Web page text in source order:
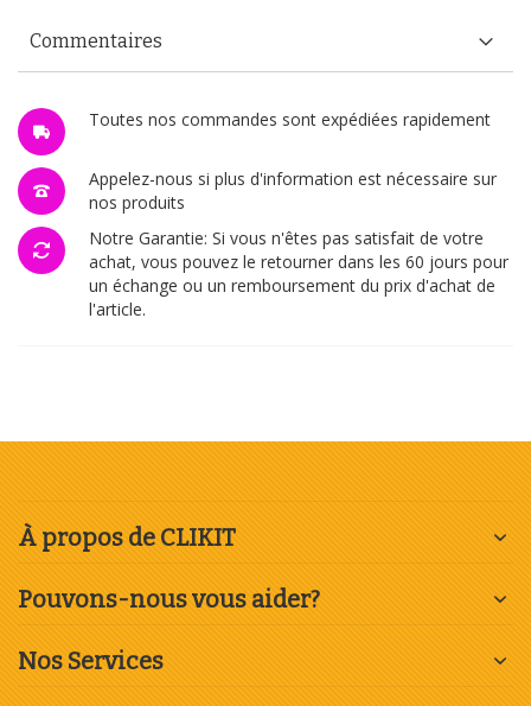
Toutes nos commandes sont expédiées rapidement
Appelez-nous si plus d'information est nécessaire sur
nos produits
Notre Garantie: Si vous n'êtes pas satisfait de votre
achat, vous pouvez le retourner dans les 60 jours pour
un échange ou un remboursement du prix d'achat de
l'article.
Commentaires
À propos de CLIKIT
Pouvons-nous vous aider?
Nos Services